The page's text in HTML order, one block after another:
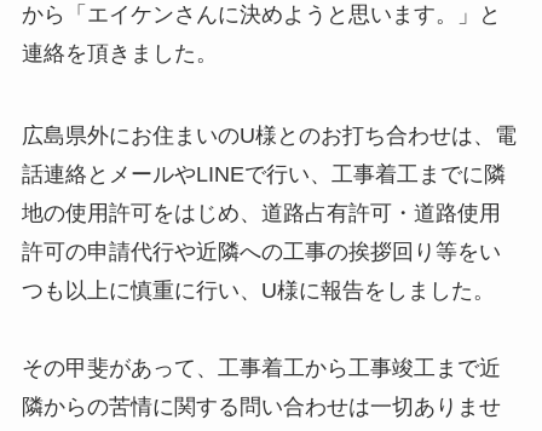
から「エイケンさんに決めようと思います。」と
連絡を頂きました。
広島県外にお住まいのU様とのお打ち合わせは、電
話連絡とメールやLINEで行い、工事着工までに隣
地の使用許可をはじめ、道路占有許可・道路使用
許可の申請代行や近隣への工事の挨拶回り等をい
つも以上に慎重に行い、U様に報告をしました。
その甲斐があって、工事着工から工事竣工まで近
隣からの苦情に関する問い合わせは一切ありませ